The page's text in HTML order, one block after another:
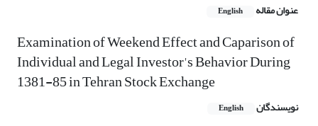
عنوان مقاله English
Examination of Weekend Effect and Caparison of
Individual and Legal Investor's Behavior During
1381-85 in Tehran Stock Exchange
نویسندگان English